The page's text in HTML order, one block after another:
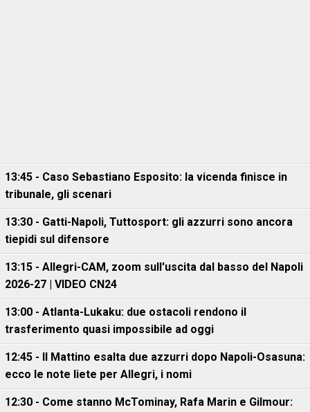
13:45 - Caso Sebastiano Esposito: la vicenda finisce in
tribunale, gli scenari
13:30 - Gatti-Napoli, Tuttosport: gli azzurri sono ancora
tiepidi sul difensore
13:15 - Allegri-CAM, zoom sull'uscita dal basso del Napoli
2026-27 | VIDEO CN24
13:00 - Atlanta-Lukaku: due ostacoli rendono il
trasferimento quasi impossibile ad oggi
12:45 - Il Mattino esalta due azzurri dopo Napoli-Osasuna:
ecco le note liete per Allegri, i nomi
12:30 - Come stanno McTominay, Rafa Marin e Gilmour: